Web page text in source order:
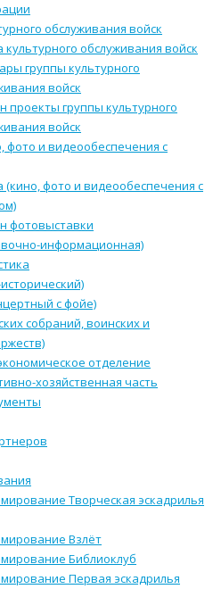
обслуживания войск
культурного обслуживания войск
группы культурного
войск
проекты группы культурного
войск
фото и видеообеспечения с
(кино, фото и видеообеспечения с
фотовыставки
информационная)
с фойе)
собраний, воинских и
отделение
хозяйственная часть
Творческая эскадрилья
Взлёт
Библиоклуб
Первая эскадрилья